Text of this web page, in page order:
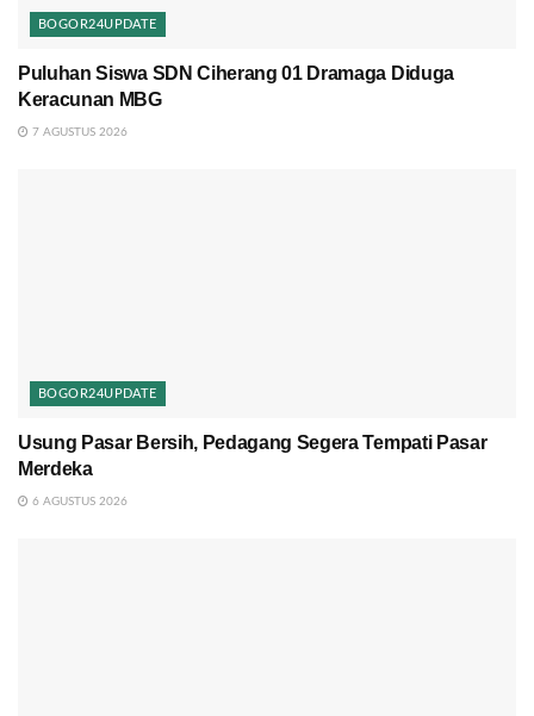
BOGOR24UPDATE
Puluhan Siswa SDN Ciherang 01 Dramaga Diduga
Keracunan MBG
7 AGUSTUS 2026
BOGOR24UPDATE
Usung Pasar Bersih, Pedagang Segera Tempati Pasar
Merdeka
6 AGUSTUS 2026